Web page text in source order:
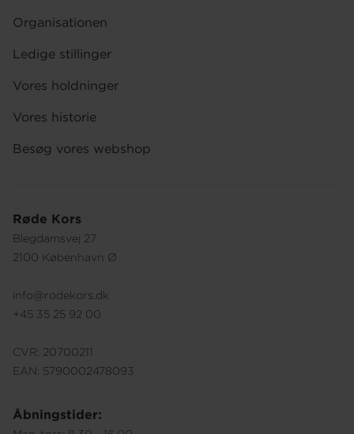
Røde Kors
Blegdamsvej 27
2100 København Ø
info@rodekors.dk
+45 35 25 92 00
CVR: 20700211
EAN: 5790002478093
Åbningstider:
Organisationen
Ledige stillinger
Vores holdninger
Vores historie
Besøg vores webshop